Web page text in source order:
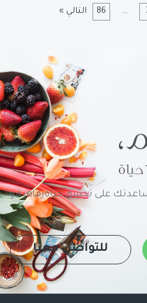
…
86 التالي »
على تحقيق حياةرفاهية و
للتواصل معنا